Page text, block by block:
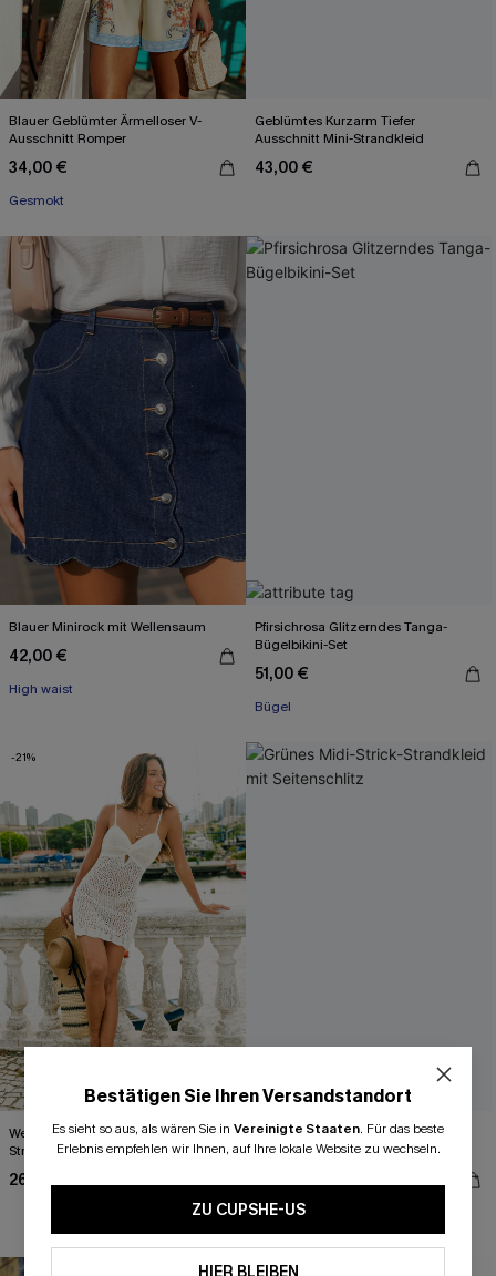
Blauer Geblümter Ärmelloser V-
Ausschnitt Romper
34,00 €
Gesmokt
Geblümtes Kurzarm Tiefer
Ausschnitt Mini-Strandkleid
43,00 €
Blauer Minirock mit Wellen­saum
42,00 €
High waist
Pfirsichrosa Glitzerndes Tanga-
Bügelbikini-Set
51,00 €
Bügel
-21%
Weißes Ärmelloses Mini-Strick-
Strandkleid mit Schlüsselloch
26,00 €
Grünes Midi-Strick-Strandkleid mit
Seitenschlitz
Bestätigen Sie Ihren Versandstandort
Es sieht so aus, als wären Sie in Vereinigte Staaten. Für das beste
Erlebnis empfehlen wir Ihnen, auf Ihre lokale Website zu wechseln.
ZU CUPSHE-US